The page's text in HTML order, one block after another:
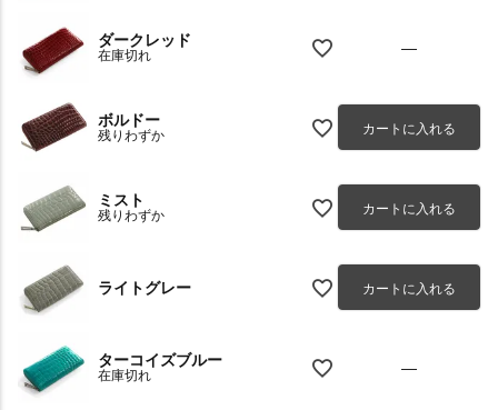
ダークレッド
在庫切れ —
ボルドー
残りわずか カートに入れる
ミスト
残りわずか カートに入れる
ライトグレー カートに入れる
ターコイズブルー
在庫切れ —